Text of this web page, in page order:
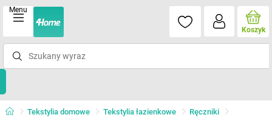
Menu
Koszyk
Tekstylia domowe Tekstylia łazienkowe Ręczniki